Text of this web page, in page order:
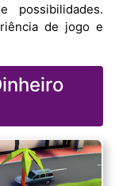
possibilidades.
de jogo e